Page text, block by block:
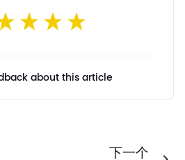
about this article
下一个